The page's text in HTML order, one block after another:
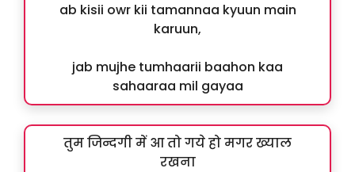
ab kisii owr kii tamannaa kyuun main
karuun,
jab mujhe tumhaarii baahon kaa
sahaaraa mil gayaa
तुम जिन्दगी में आ तो गये हो मगर ख्याल
रखना